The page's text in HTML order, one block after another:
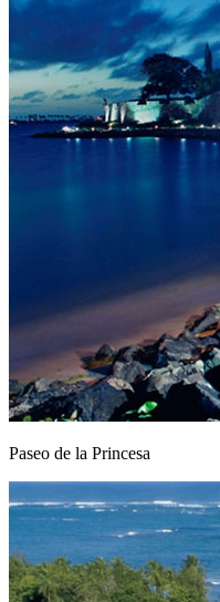
Paseo de la Princesa